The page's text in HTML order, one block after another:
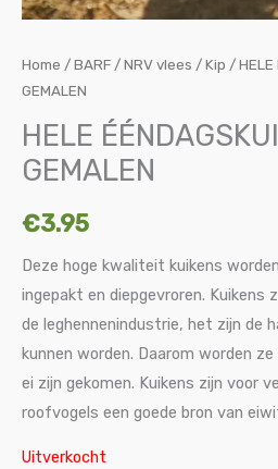
Home /BARF / NRV vlees /Kip / HELE
GEMALEN
HELE
GEMALEN
€3.95
Deze hoge kwaliteit kuikens
ingepakt en diepgevroren. Kuikens
de leghennenindustrie, het zijn de
kunnen worden. Daarom worden
ei zijn gekomen. Kuikens zijn voor
roofvogels een goede bron van
Uitverkocht